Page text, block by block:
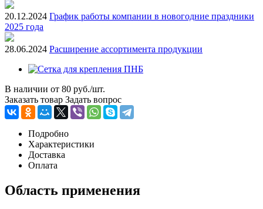
20.12.2024 График работы компании в новогодние праздники
2025 года
28.06.2024 Расширение ассортимента продукции
В наличии от 80 руб./шт.
Заказать товар Задать вопрос
Подробно
Характеристики
Доставка
Оплата
Область применения